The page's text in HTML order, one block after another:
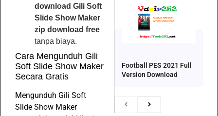
download Gili Soft
Slide Show Maker
zip download free
tanpa biaya.
Cara Mengunduh Gili
Soft Slide Show Maker
Secara Gratis
Mengunduh Gili Soft
Slide Show Maker
Football PES 2021 Full
Version Download